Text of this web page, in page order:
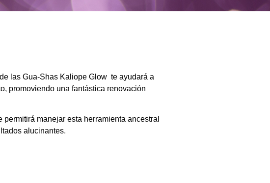
las Gua-Shas Kaliope Glow te ayudará a
promoviendo una fantástica renovación
manejar esta herramienta ancestral
alucinantes.